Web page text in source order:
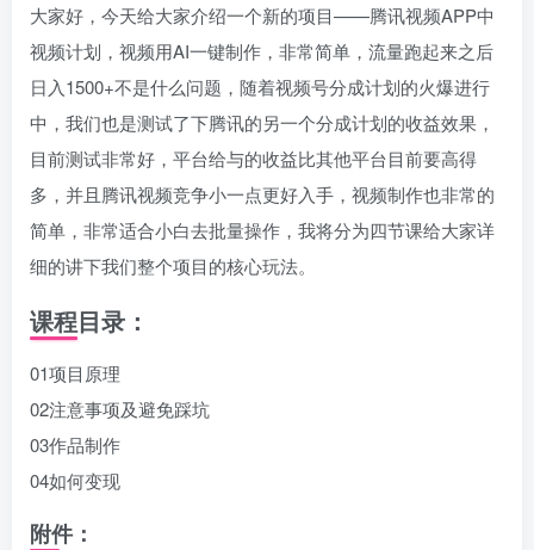
大家好，今天给大家介绍一个新的项目——腾讯视频APP中
视频计划，视频用AI一键制作，非常简单，流量跑起来之后
日入1500+不是什么问题，随着视频号分成计划的火爆进行
中，我们也是测试了下腾讯的另一个分成计划的收益效果，
目前测试非常好，平台给与的收益比其他平台目前要高得
多，并且腾讯视频竞争小一点更好入手，视频制作也非常的
简单，非常适合小白去批量操作，我将分为四节课给大家详
细的讲下我们整个项目的核心玩法。
课程目录：
01项目原理
02注意事项及避免踩坑
03作品制作
04如何变现
附件：